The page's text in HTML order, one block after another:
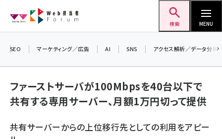
ン
検索 MENU
ai (2804)
SEO マーケティング／広告 AI SNS アクセス解析／データ分析
ファーストサーバが100Mbpsを40台以下で
共有する専用サーバー、月額1万円切って提供
共有サーバーからの上位移行先としての利用をアピー